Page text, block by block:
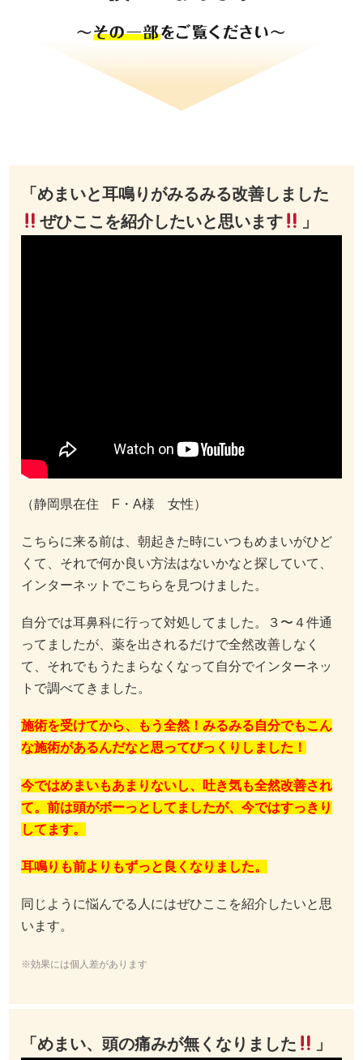
「めまいと耳鳴りがみるみる改善しました
ぜひここを紹介したいと思います
」
（静岡県在住 F・A様 女性）
こちらに来る前は、朝起きた時にいつもめまいがひど
くて、それで何か良い方法はないかなと探していて、
インターネットでこちらを見つけました。
自分では耳鼻科に行って対処してました。３〜４件通
ってましたが、薬を出されるだけで全然改善しなく
て、それでもうたまらなくなって自分でインターネッ
トで調べてきました。
施術を受けてから、もう全然！みるみる自分でもこん
な施術があるんだなと思ってびっくりしました！
今ではめまいもあまりないし、吐き気も全然改善され
て。前は頭がボーっとしてましたが、今ではすっきり
してます。
耳鳴りも前よりもずっと良くなりました。
同じように悩んでる人にはぜひここを紹介したいと思
います。
※効果には個人差があります
「めまい、頭の痛みが無くなりました 」